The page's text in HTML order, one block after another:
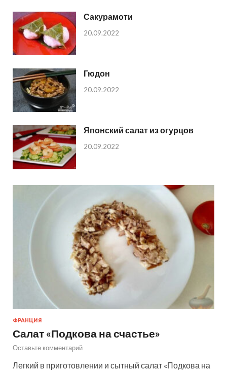
Сакурамоти
20.09.2022
Гюдон
20.09.2022
Японский салат из огурцов
20.09.2022
ФРАНЦИЯ
Салат «Подкова на счастье»
Оставьте комментарий
Легкий в приготовлении и сытный салат «Подкова на